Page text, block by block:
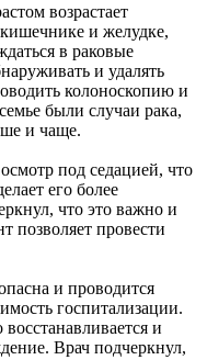
возрастает
и желудке,
в раковые
и удалять
колоноскопию и
были случаи рака,
и чаще.
под седацией, что
его более
что это важно и
позволяет провести
и проводится
госпитализации.
и
Врач подчеркнул,